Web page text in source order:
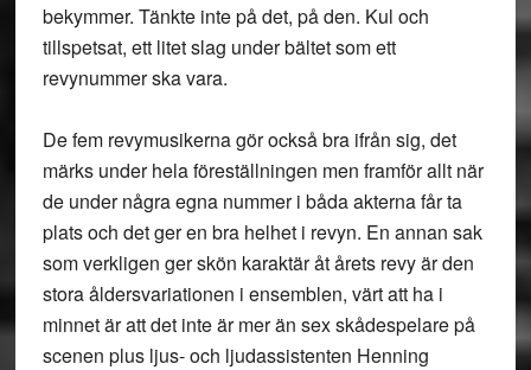
bekymmer. Tänkte inte på det, på den. Kul och
tillspetsat, ett litet slag under bältet som ett
revynummer ska vara.
De fem revymusikerna gör också bra ifrån sig, det
märks under hela föreställningen men framför allt när
de under några egna nummer i båda akterna får ta
plats och det ger en bra helhet i revyn. En annan sak
som verkligen ger skön karaktär åt årets revy är den
stora åldersvariationen i ensemblen, värt att ha i
minnet är att det inte är mer än sex skådespelare på
scenen plus ljus- och ljudassistenten Henning